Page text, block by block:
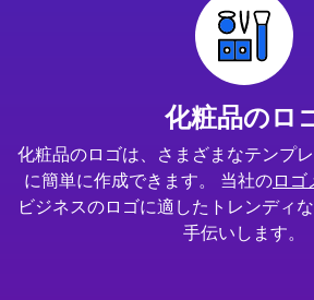
化粧品のロ
化粧品のロゴは、さまざまなテンプ
に簡単に作成できます。 当社のロゴ
ビジネスのロゴに適したトレンディ
手伝いします。